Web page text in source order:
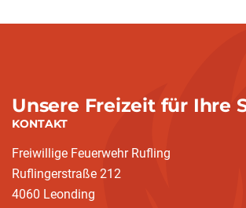
Unsere Freizeit für Ihre
KONTAKT
Freiwillige Feuerwehr Rufling
Ruflingerstraße 212
4060 Leonding